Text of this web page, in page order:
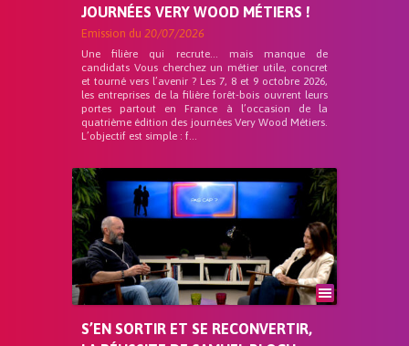
JOURNÉES VERY WOOD MÉTIERS !
Emission du 20/07/2026
Une filière qui recrute… mais manque de
candidats Vous cherchez un métier utile, concret
et tourné vers l’avenir ? Les 7, 8 et 9 octobre 2026,
les entreprises de la filière forêt-bois ouvrent leurs
portes partout en France à l’occasion de la
quatrième édition des journées Very Wood Métiers.
L’objectif est simple : f...
S’EN SORTIR ET SE RECONVERTIR,